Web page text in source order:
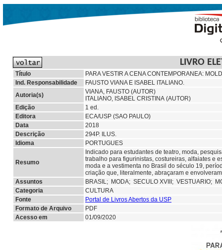
LIVRO
Título
PARA VESTIR A CENA CONTEMPORANEA:
Ind. Responsabilidade
FAUSTO VIANA E ISABEL ITALIANO.
Autoria(s)
VIANA, FAUSTO (AUTOR)
ITALIANO, ISABEL CRISTINA (AUTOR)
Edição
1 ed.
Editora
ECA/USP (SAO PAULO)
Data
2018
Descrição
294P. ILUS.
Idioma
PORTUGUES
Resumo
Indicado para estudantes de teatro, moda,
trabalho para figurinistas, costureiras, alfaiates e
moda e a vestimenta no Brasil do século 19,
criação que, literalmente, abraçaram e
Assuntos
BRASIL; MODA; SECULO XVIII; VESTUARIO;
Categoria
CULTURA
Fonte
Portal de Livros Abertos da USP
Formato de Arquivo
PDF
Acesso em
01/09/2020